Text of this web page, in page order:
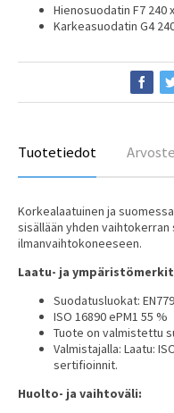
Hienosuodatin F7 240
Karkeasuodatin G4
Tuotetiedot
Korkealaatuinen ja
sisällään yhden
ilmanvaihtokoneeseen.
Laatu- ja ympäristömerkit
Suodatusluokat:
ISO 16890 ePM1 55 %
Tuote on valmistettu
Valmistajalla: Laatu:
sertifioinnit.
Huolto- ja vaihtoväli: